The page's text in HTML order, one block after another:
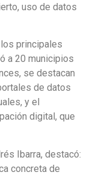
uso de datos
principales
a 20 municipios
se destacan
de datos
y el
digital, que
Ibarra, destacó:
concreta de